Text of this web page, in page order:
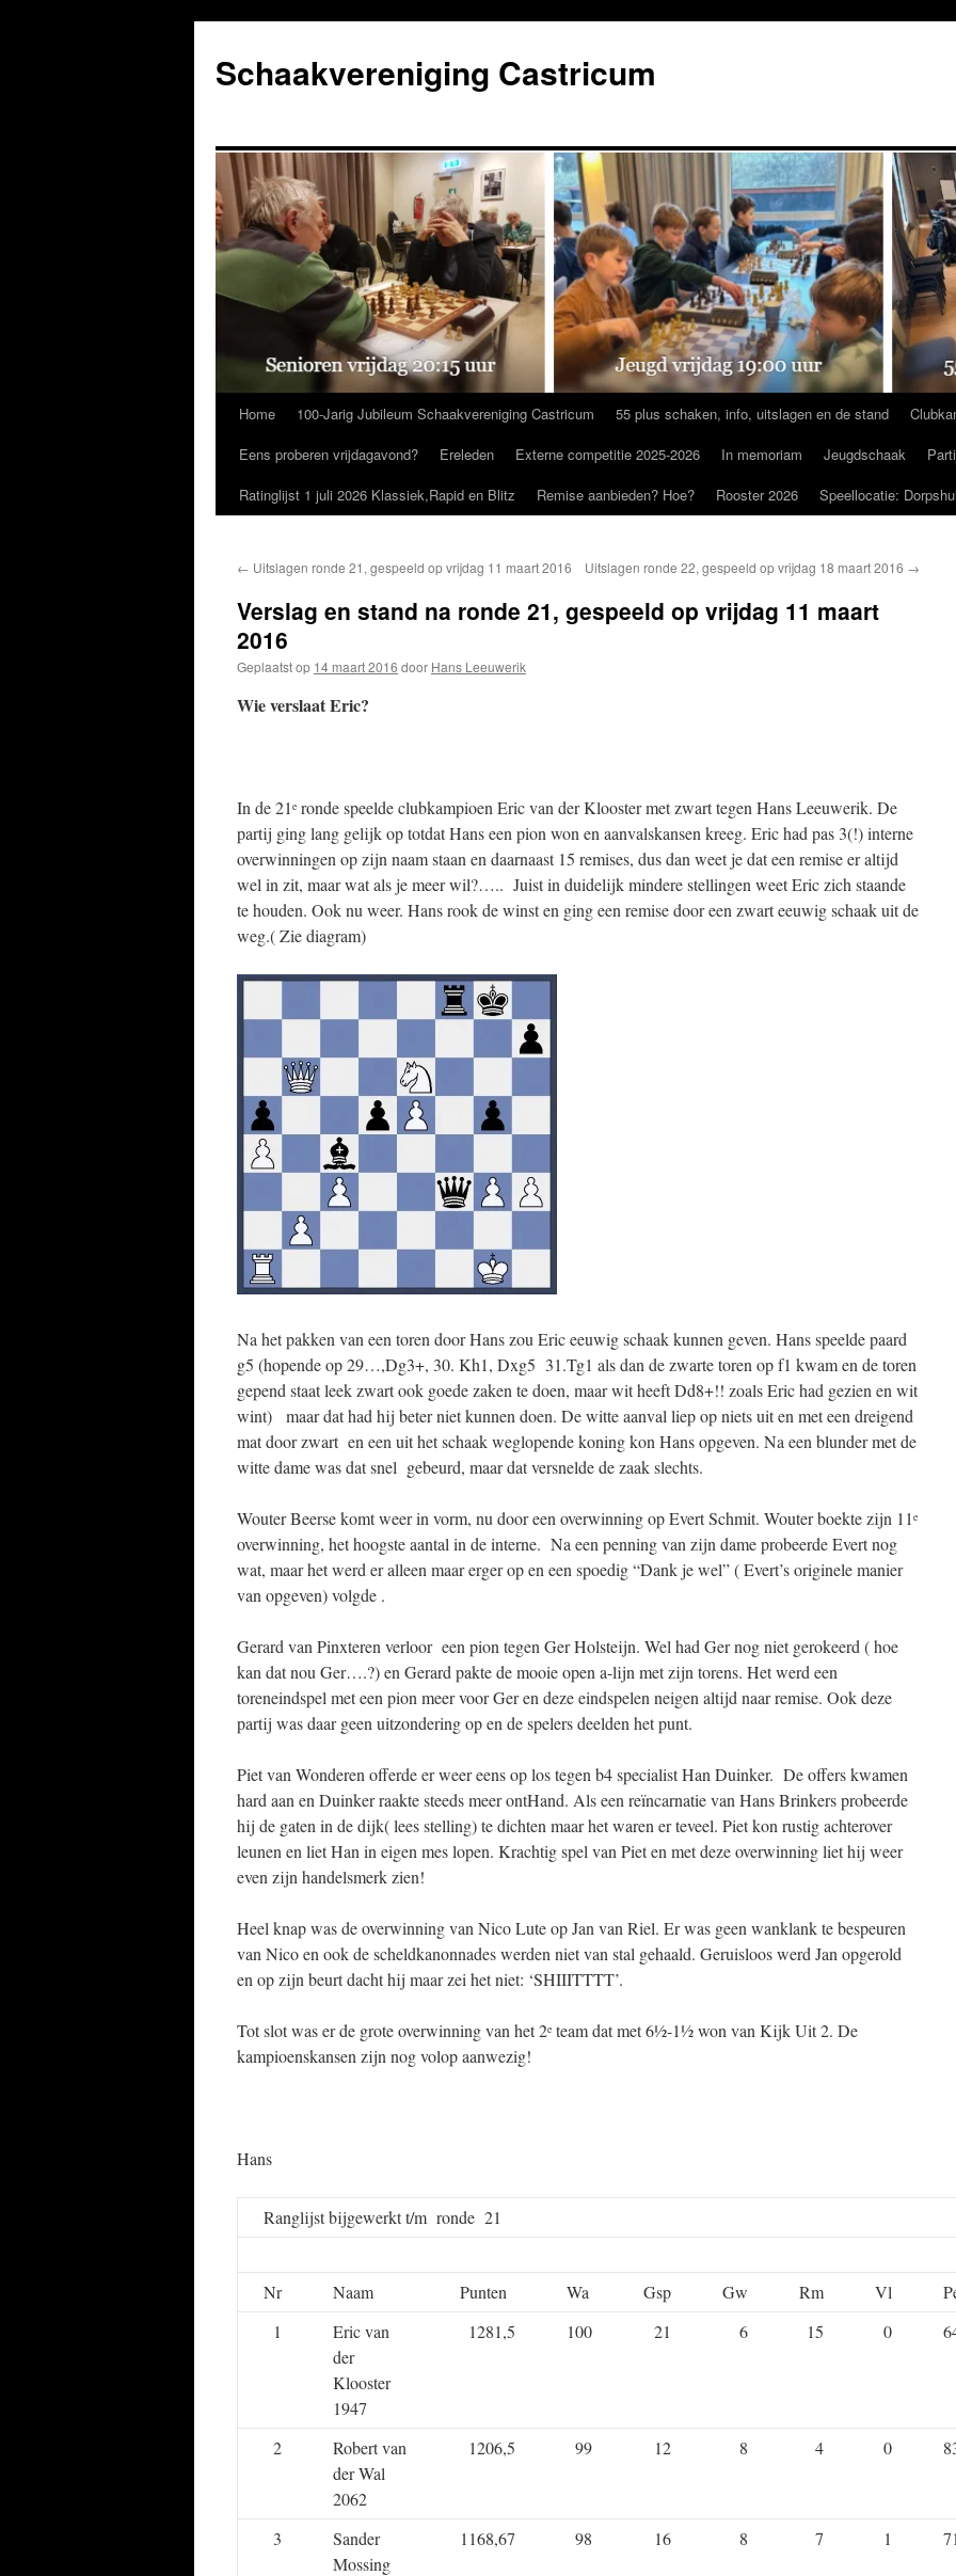
de
inhoud
Schaakvereniging Castricum
Home 100-Jarig Jubileum Schaakvereniging Castricum 55 plus schaken, info, uitslagen en de stand
Eens proberen vrijdagavond?
Ereleden Externe competitie 2025-2026 In memoriam Jeugdschaak
Ratinglijst 1 juli 2026 Klassiek,Rapid en Blitz
Remise aanbieden? Hoe? Rooster 2026 Speellocatie:
← Uitslagen ronde 21, gespeeld op vrijdag 11 maart 2016 Uitslagen ronde 22, gespeeld op vrijdag 18 maart 2016 →
Verslag en stand na ronde 21, gespeeld op vrijdag 11 maart
2016
Geplaatst op 14 maart 2016 door Hans Leeuwerik
Wie verslaat Eric?
In de 21 e ronde speelde clubkampioen Eric van der Klooster met zwart tegen Hans Leeuwerik. De
partij ging lang gelijk op totdat Hans een pion won en aanvalskansen kreeg. Eric had pas 3(!) interne
overwinningen op zijn naam staan en daarnaast 15 remises, dus dan weet je dat een remise er altijd
wel in zit, maar wat als je meer wil?….. Juist in duidelijk mindere stellingen weet Eric zich staande
te houden. Ook nu weer. Hans rook de winst en ging een remise door een zwart eeuwig schaak uit de
weg.( Zie diagram)
Na het pakken van een toren door Hans zou Eric eeuwig schaak kunnen geven. Hans speelde paard
g5 (hopende op 29…,Dg3+, 30. Kh1, Dxg5 31.Tg1 als dan de zwarte toren op f1 kwam en de toren
gepend staat leek zwart ook goede zaken te doen, maar wit heeft Dd8+!! zoals Eric had gezien en wit
wint) maar dat had hij beter niet kunnen doen. De witte aanval liep op niets uit en met een dreigend
mat door zwart en een uit het schaak weglopende koning kon Hans opgeven. Na een blunder met de
witte dame was dat snel gebeurd, maar dat versnelde de zaak slechts.
Wouter Beerse komt weer in vorm, nu door een overwinning op Evert Schmit. Wouter boekte zijn 11 e
overwinning, het hoogste aantal in de interne. Na een penning van zijn dame probeerde Evert nog
wat, maar het werd er alleen maar erger op en een spoedig “Dank je wel” ( Evert’s originele manier
van opgeven) volgde .
Gerard van Pinxteren verloor een pion tegen Ger Holsteijn. Wel had Ger nog niet gerokeerd ( hoe
kan dat nou Ger….?) en Gerard pakte de mooie open a-lijn met zijn torens. Het werd een
toreneindspel met een pion meer voor Ger en deze eindspelen neigen altijd naar remise. Ook deze
partij was daar geen uitzondering op en de spelers deelden het punt.
Piet van Wonderen offerde er weer eens op los tegen b4 specialist Han Duinker. De offers kwamen
hard aan en Duinker raakte steeds meer ontHand. Als een reïncarnatie van Hans Brinkers probeerde
hij de gaten in de dijk( lees stelling) te dichten maar het waren er teveel. Piet kon rustig achterover
leunen en liet Han in eigen mes lopen. Krachtig spel van Piet en met deze overwinning liet hij weer
even zijn handelsmerk zien!
Heel knap was de overwinning van Nico Lute op Jan van Riel. Er was geen wanklank te bespeuren
van Nico en ook de scheldkanonnades werden niet van stal gehaald. Geruisloos werd Jan opgerold
en op zijn beurt dacht hij maar zei het niet: ‘SHIIITTTT’.
Tot slot was er de grote overwinning van het 2e team dat met 6½-1½ won van Kijk Uit 2. De
kampioenskansen zijn nog volop aanwezig!
Hans
Ranglijst bijgewerkt t/m ronde 21
Nr Naam Punten Wa Gsp Gw Rm Vl
1
Eric van
der
Klooster
1947
1281,5 100 21 6 15 0
2
Robert van
der Wal
2062
1206,5 99 12 8 4 0
3
Sander
Mossing
1168,67 98 16 8 7 1